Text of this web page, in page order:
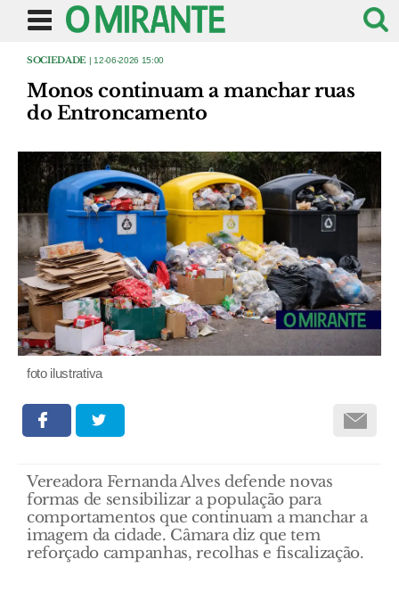
SOCIEDADE | 12-06-2026 15:00
Monos continuam a manchar ruas
do Entroncamento
foto ilustrativa
Vereadora Fernanda Alves defende novas
formas de sensibilizar a população para
comportamentos que continuam a manchar a
imagem da cidade. Câmara diz que tem
reforçado campanhas, recolhas e fiscalização.